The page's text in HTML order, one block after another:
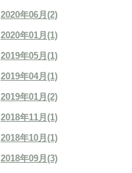
2020年06月(2)
2020年01月(1)
2019年05月(1)
2019年04月(1)
2019年01月(2)
2018年11月(1)
2018年10月(1)
2018年09月(3)